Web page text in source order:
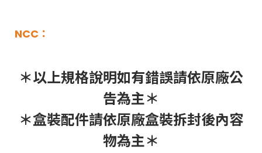
NCC：
＊以上規格說明如有錯誤請依原廠公
告為主＊
＊盒裝配件請依原廠盒裝拆封後內容
物為主＊